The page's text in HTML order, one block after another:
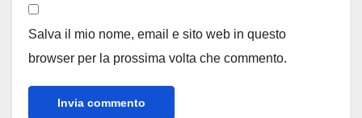
Salva il mio nome, email e sito web in questo
browser per la prossima volta che commento.